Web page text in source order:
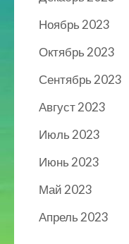
Ноябрь 2023
Октябрь 2023
Сентябрь 2023
Август 2023
Июль 2023
Июнь 2023
Май 2023
Апрель 2023